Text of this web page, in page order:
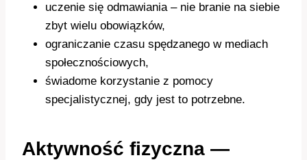
uczenie się odmawiania – nie branie na siebie
zbyt wielu obowiązków,
ograniczanie czasu spędzanego w mediach
społecznościowych,
świadome korzystanie z pomocy
specjalistycznej, gdy jest to potrzebne.
Aktywność fizyczna —